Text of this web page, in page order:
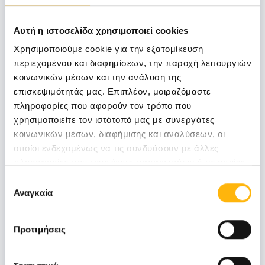
Αυτή η ιστοσελίδα χρησιμοποιεί cookies
Χρησιμοποιούμε cookie για την εξατομίκευση
περιεχομένου και διαφημίσεων, την παροχή λειτουργιών
κοινωνικών μέσων και την ανάλυση της
επισκεψιμότητάς μας. Επιπλέον, μοιραζόμαστε
πληροφορίες που αφορούν τον τρόπο που
χρησιμοποιείτε τον ιστότοπό μας με συνεργάτες
κοινωνικών μέσων, διαφήμισης και αναλύσεων, οι
οποίοι ενδεχομένως να τις συνδυάσουν με άλλες
των υπηρεσιών τους.
συγκατάθεσης
Αναγκαία
Προτιμήσεις
Αναπληρωτής Διευθυντής
ΜΠΙΣΤΑΡΑΚΗΣ ΔΗΜΗΤΡΙΟΣ
Επιμελητές
ΝΤΟΜΗ ΒΑΣΙΛΕΙΑ